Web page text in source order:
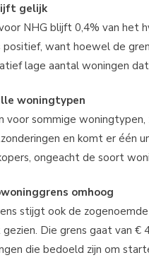
gelijk
NHG blijft 0,4% van het
want hoewel de
lage aantal woningen
woningtypen
sommige
en komt er één
ongeacht de soort
omhoog
stijgt ook de
Die grens gaat van €
die bedoeld zijn om